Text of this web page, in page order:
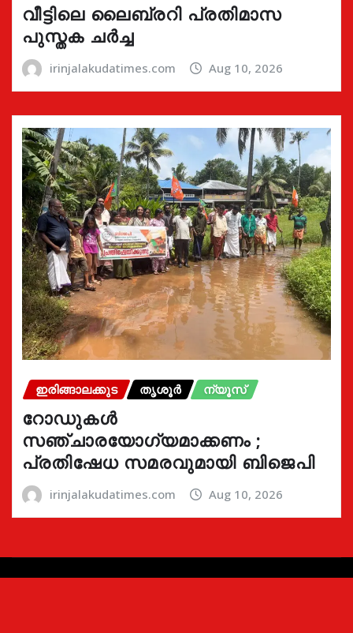
വീട്ടിലെ ലൈബ്രറി പ്രതിമാസ
പുസ്തക ചർച്ച
irinjalakudatimes.com Aug 10, 2026
ഇരിങ്ങാലക്കുട തൃശൂർ ന്യൂസ്
റോഡുകൾ
സഞ്ചാരയോഗ്യമാക്കണം ;
പ്രതിഷേധ സമരവുമായി ബിജെപി
irinjalakudatimes.com Aug 10, 2026